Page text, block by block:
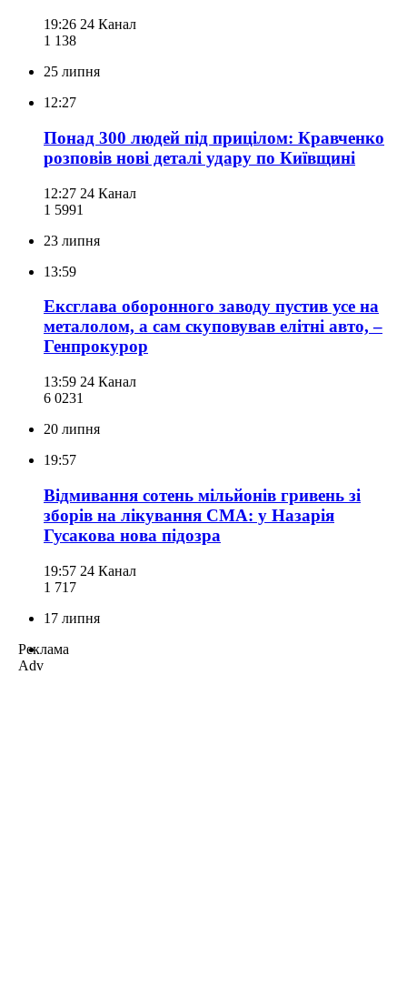
19:26 24 Канал
1 138
25 липня
12:27
Понад 300 людей під прицілом: Кравченко
розповів нові деталі удару по Київщині
12:27 24 Канал
1 5991
23 липня
13:59
Ексглава оборонного заводу пустив усе на
металолом, а сам скуповував елітні авто, –
Генпрокурор
13:59 24 Канал
6 0231
20 липня
19:57
Відмивання сотень мільйонів гривень зі
зборів на лікування СМА: у Назарія
Гусакова нова підозра
19:57 24 Канал
1 717
17 липня
Реклама
Adv